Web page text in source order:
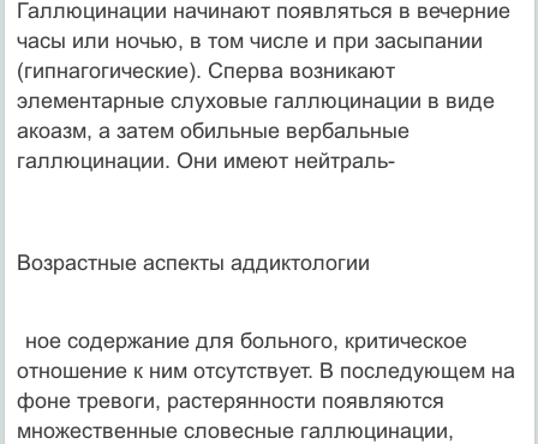
Галлюцинации начинают появляться в вечерние
часы или ночью, в том числе и при засыпании
(гипнагогические). Сперва возникают
элементарные слуховые галлюци­нации в виде
акоазм, а затем обильные вербальные
галлюцинации. Они имеют нейтраль-
Возрастные аспекты аддиктологии
ное содержание для больного, критическое
отношение к ним отсутствует. В последую­щем на
фоне тревоги, растерянности появляются
множественные словесные галлюци­нации,